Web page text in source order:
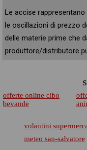
Le accise
le oscillazioni di prezzo
delle materie prime che
produttore/distributore
offerte online cibo
bevande
volantini
meteo san-salvatore